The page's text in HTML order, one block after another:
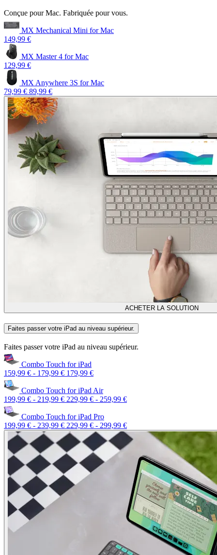
Conçue pour Mac. Fabriquée pour vous.
MX Mechanical Mini for Mac
149,99 €
MX Master 4 for Mac
129,99 €
MX Anywhere 3S for Mac
79,99 € 89,99 €
ACHETER LA SOLUTION
Faites passer votre iPad au niveau supérieur.
Faites passer votre iPad au niveau supérieur.
Combo Touch for iPad
159,99 € - 179,99 € 179,99 €
Combo Touch for iPad Air
199,99 € - 219,99 € 229,99 € - 259,99 €
Combo Touch for iPad Pro
199,99 € - 239,99 € 229,99 € - 299,99 €